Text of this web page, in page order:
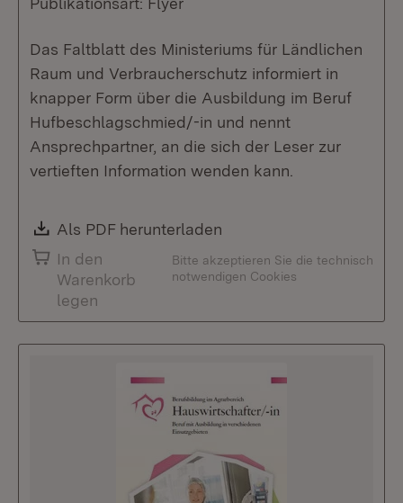
Das Faltblatt des Ministeriums für Ländlichen
Raum und Verbraucherschutz informiert in
knapper Form über die Ausbildung im Beruf
Hufbeschlagschmied/-in und nennt
Ansprechpartner, an die sich der Leser zur
vertieften Information wenden kann.
Download:
Als PDF herunterladen
In den
Warenkorb
legen
Bitte akzeptieren Sie die technisch
notwendigen Cookies